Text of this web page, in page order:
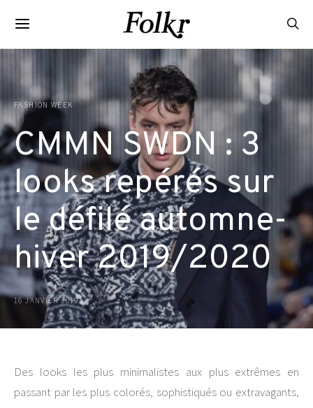
FASHION WEEK
CMMN SWDN : 3
looks repérés sur
le défilé automne-
hiver 2019/2020
16 JANVIER 2019
Des looks les plus minimalistes aux plus extrêmes en
passant par les plus colorés, sophistiqués ou extravagants,